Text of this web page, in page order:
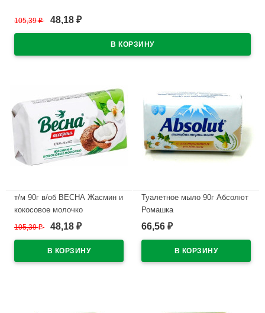
105,39₽ 48,18 ₽
т/м 90г в/об ВЕСНА Жасмин и
кокосовое молочко
В наличии
105,39₽ 48,18 ₽
Туалетное мыло 90г Абсолют
Ромашка
В наличии
66,56 ₽